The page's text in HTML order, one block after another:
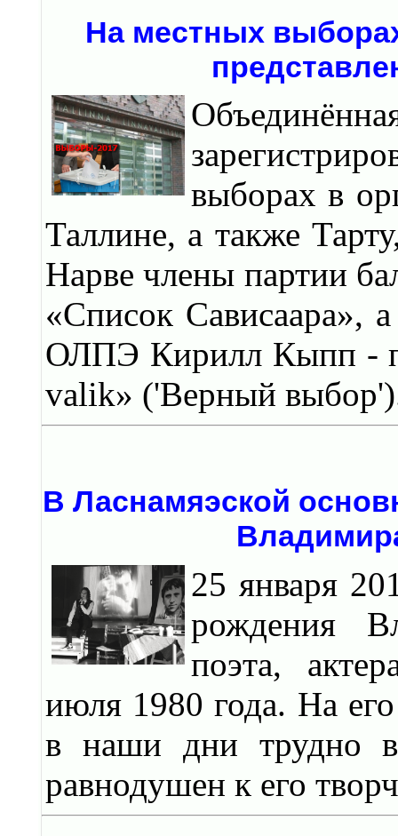
На местных
выборах в
Таллине, а также
Нарве члены партии
«Список Сависаара»,
ОЛПЭ Кирилл Кыпп -
valik» ('Верный
В Ласнамяэской
25 января
рождения
поэта,
июля 1980 года. На
в наши дни трудно
равнодушен к его